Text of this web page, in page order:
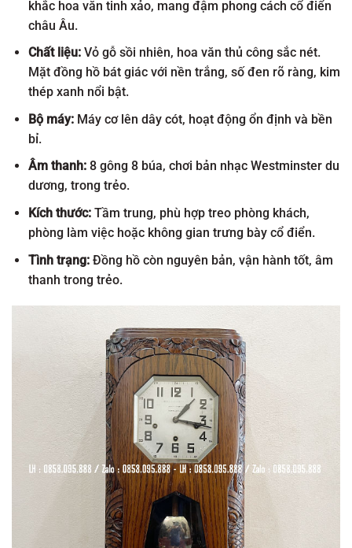
khắc hoa văn tinh xảo, mang đậm phong cách cổ điển
châu Âu.
Chất liệu:Vỏ gỗ sồi nhiên, hoa văn thủ công sắc nét.
Mặt đồng hồ bát giác với nền trắng, số đen rõ ràng, kim
thép xanh nổi bật.
Bộ máy:Máy cơ lên dây cót, hoạt động ổn định và bền
bỉ.
Âm thanh:8 gông 8 búa, chơi bản nhạc Westminster du
dương, trong trẻo.
Kích thước:Tầm trung, phù hợp treo phòng khách,
phòng làm việc hoặc không gian trưng bày cổ điển.
Tình trạng:Đồng hồ còn nguyên bản, vận hành tốt, âm
thanh trong trẻo.